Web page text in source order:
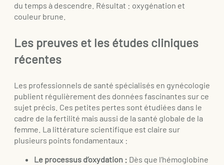
du temps à descendre. Résultat : oxygénation et
couleur brune.
Les preuves et les études cliniques
récentes
Les professionnels de santé spécialisés en gynécologie
publient régulièrement des données fascinantes sur ce
sujet précis. Ces petites pertes sont étudiées dans le
cadre de la fertilité mais aussi de la santé globale de la
femme. La littérature scientifique est claire sur
plusieurs points fondamentaux :
Le processus d’oxydation : Dès que l’hémoglobine